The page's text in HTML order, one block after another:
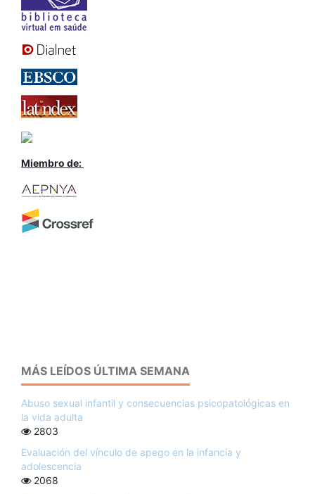
Miembro de:
MÁS LEÍDOS ÚLTIMA SEMANA
Abuso sexual infantil y consecuencias psicopatológicas en
la vida adulta
2803
Evaluación del vínculo de apego en la infancia y
adolescencia
2068